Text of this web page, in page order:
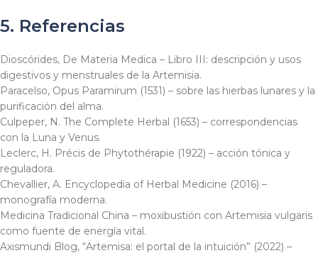
5. Referencias
Dioscórides, De Materia Medica – Libro III: descripción y usos
digestivos y menstruales de la Artemisia.
Paracelso, Opus Paramirum (1531) – sobre las hierbas lunares y la
purificación del alma.
Culpeper, N. The Complete Herbal (1653) – correspondencias
con la Luna y Venus.
Leclerc, H. Précis de Phytothérapie (1922) – acción tónica y
reguladora.
Chevallier, A. Encyclopedia of Herbal Medicine (2016) –
monografía moderna.
Medicina Tradicional China – moxibustión con Artemisia vulgaris
como fuente de energía vital.
Axismundi Blog, “Artemisa: el portal de la intuición” (2022) –